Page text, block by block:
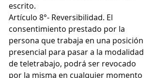
escrito.
Artículo 8°- Reversibilidad. El
consentimiento prestado por la
persona que trabaja en una posición
presencial para pasar a la modalidad
de teletrabajo, podrá ser revocado
por la misma en cualquier momento